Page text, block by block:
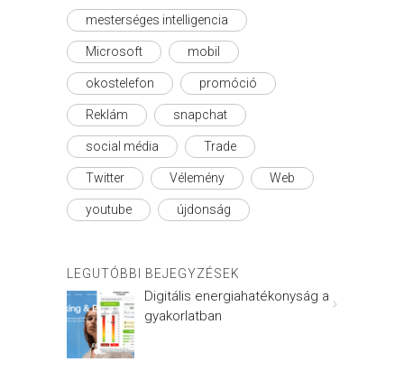
mesterséges intelligencia
Microsoft mobil
okostelefon promóció
Reklám snapchat
social média Trade
Twitter Vélemény Web
youtube újdonság
LEGUTÓBBI BEJEGYZÉSEK
Digitális energiahatékonyság a
gyakorlatban